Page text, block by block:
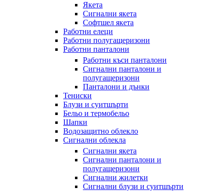
Якета
Сигнални якета
Софтшел якета
Работни елеци
Работни полугащеризони
Работни панталони
Работни къси панталони
Сигнални панталони и
полугащеризони
Панталони и дънки
Тениски
Блузи и суитшърти
Бельо и термобельо
Шапки
Водозащитно облекло
Сигнални облекла
Сигнални якета
Сигнални панталони и
полугащеризони
Сигнални жилетки
Сигнални блузи и суитшърти